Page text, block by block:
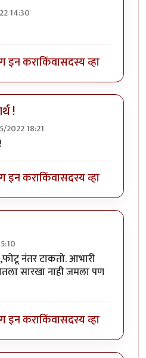
14:30
इन कराकिंवासदस्य व्हा
!
2022 18:21
इन कराकिंवासदस्य व्हा
नंतर टाकतो. आभारी
सारखा नाही जमला पण
इन कराकिंवासदस्य व्हा